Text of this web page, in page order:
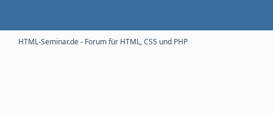
HTML-Seminar.de - Forum für HTML, CSS und PHP